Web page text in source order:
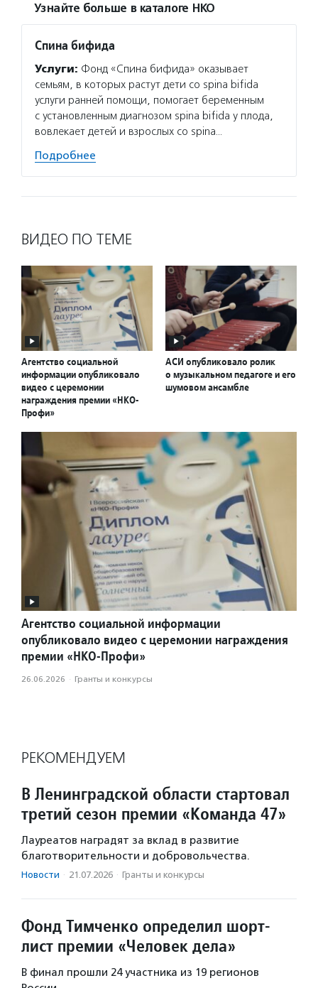
Узнайте больше в каталоге НКО
Спина бифида
Услуги: Фонд «Спина бифида» оказывает
семьям, в которых растут дети со spina bifida
услуги ранней помощи, помогает беременным
с установленным диагнозом spina bifida у плода,
вовлекает детей и взрослых со spina…
Подробнее
ВИДЕО ПО ТЕМЕ
Агентство социальной
информации опубликовало
видео с церемонии
награждения премии «НКО-
Профи»
АСИ опубликовало ролик
о музыкальном педагоге и его
шумовом ансамбле
Агентство социальной информации
опубликовало видео с церемонии награждения
премии «НКО-Профи»
26.06.2026 · Гранты и конкурсы
РЕКОМЕНДУЕМ
В Ленинградской области стартовал
третий сезон премии «Команда 47»
Лауреатов наградят за вклад в развитие
благотворительности и добровольчества.
Новости · 21.07.2026 · Гранты и конкурсы
Фонд Тимченко определил шорт-
лист премии «Человек дела»
В финал прошли 24 участника из 19 регионов